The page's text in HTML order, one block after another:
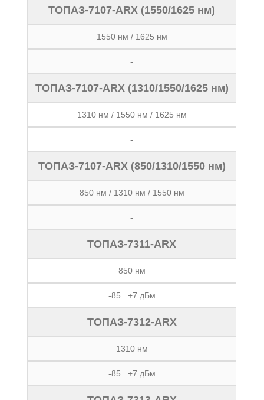
ТОПАЗ-7107-ARX (1550/1625 нм)
1550 нм / 1625 нм
-
ТОПАЗ-7107-ARX (1310/1550/1625 нм)
1310 нм / 1550 нм / 1625 нм
-
ТОПАЗ-7107-ARX (850/1310/1550 нм)
850 нм / 1310 нм / 1550 нм
-
ТОПАЗ-7311-ARX
850 нм
-85...+7 дБм
ТОПАЗ-7312-ARX
1310 нм
-85...+7 дБм